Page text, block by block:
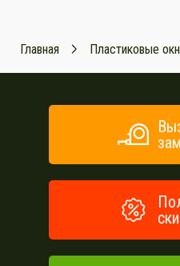
Главная Пластиковые